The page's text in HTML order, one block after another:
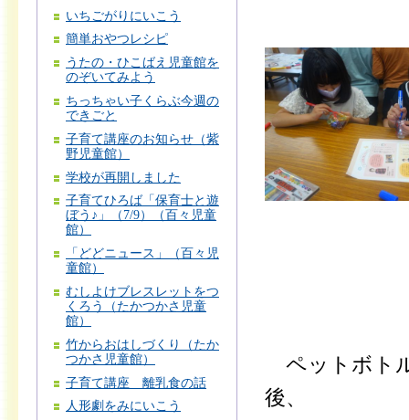
いちごがりにいこう
簡単おやつレシピ
うたの・ひこばえ児童館を
のぞいてみよう
ちっちゃい子くらぶ今週の
できごと
子育て講座のお知らせ（紫
野児童館）
学校が再開しました
子育てひろば「保育士と遊
ぼう♪」（7/9）（百々児童
館）
「どどニュース」（百々児
童館）
むしよけブレスレットをつ
くろう（たかつかさ児童
館）
竹からおはしづくり（たか
つかさ児童館）
子育て講座 離乳食の話
人形劇をみにいこう
ペットボト
後、